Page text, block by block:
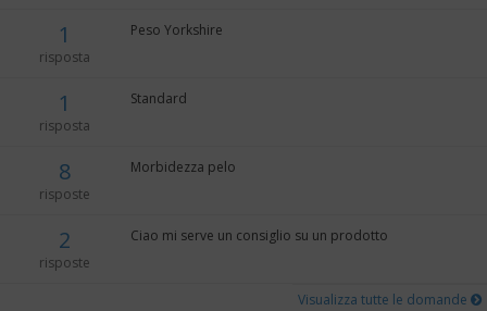
1
risposta
Peso Yorkshire
1
risposta
Standard
8
risposte
Morbidezza pelo
2
risposte
Ciao mi serve un consiglio su un prodotto
Visualizza tutte le domande